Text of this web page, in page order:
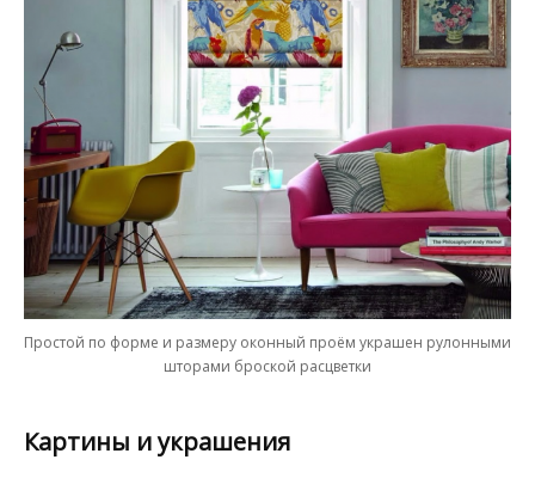
Простой по форме и размеру оконный проём украшен рулонными
шторами броской расцветки
Картины и украшения